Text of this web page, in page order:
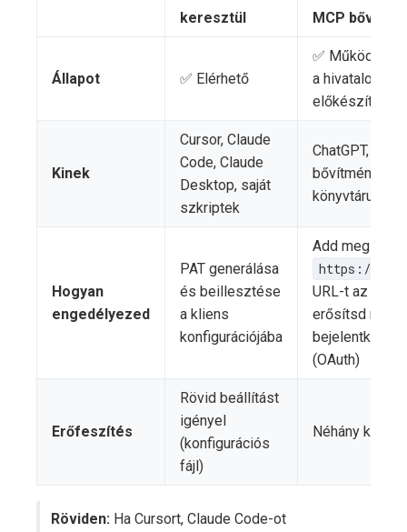
keresztül
MCP
Állapot ✅ Elérhető
✅ Működik
a hivatalos
előkészítés
Kinek
Cursor, Claude
Code, Claude
Desktop, saját
szkriptek
ChatGPT,
bővítmény az
könyvtárukban)
Hogyan
engedélyezed
PAT generálása
és beillesztése
a kliens
konfigurációjába
Add meg a
https://
URL-t az
erősítsd meg
(OAuth)
Erőfeszítés
Rövid beállítást
igényel
(konfigurációs
fájl)
Néhány
Röviden: Ha Cursort, Claude Code-ot